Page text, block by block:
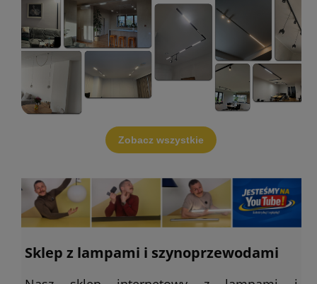
Zobacz wszystkie
Sklep z lampami i szynoprzewodami